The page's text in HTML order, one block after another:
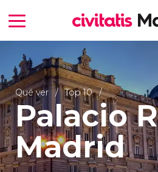
Qué ver Top 10
Palacio
Madrid